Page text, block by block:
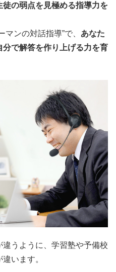
徒の弱点を見極める指導力を
マンの対話指導”で、 あなた
で解答を作り上げる力を育
うように、学習塾や予備校
います。